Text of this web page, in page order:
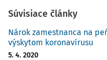
Súvisiace články
Nárok zamestnanca na
výskytom koronavírusu
5. 4. 2020